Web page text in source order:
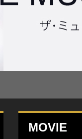
MOVIE